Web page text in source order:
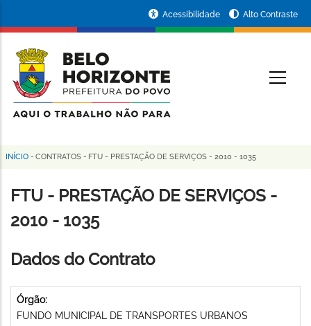
conteúdo
principal
da
Prefeitura
de
Horizonte
Acessibilidade Alto Contraste
Trilha
de
navegação
INÍCIO - CONTRATOS - FTU - PRESTAÇÃO DE SERVIÇOS - 2010 - 1035
FTU - PRESTAÇÃO DE SERVIÇOS -
2010 - 1035
Dados do Contrato
Órgão:
FUNDO MUNICIPAL DE TRANSPORTES URBANOS